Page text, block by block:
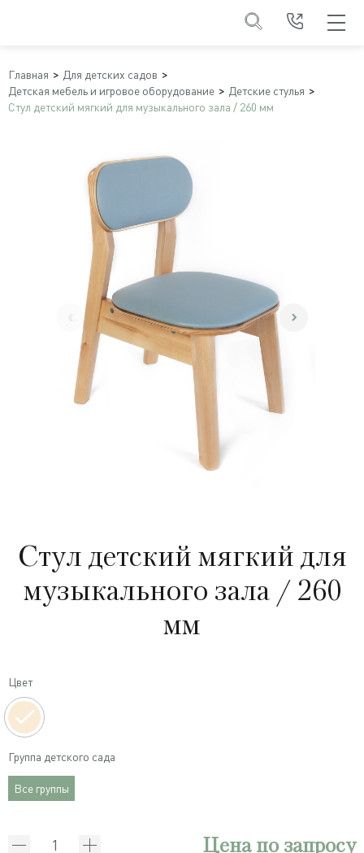
Главная
Для детских садов
Детская мебель и игровое оборудование
Детские стулья
Стул детский мягкий для музыкального зала / 260 мм
Стул детский мягкий для
музыкального зала / 260
мм
Цвет
Группа детского сада
Все группы
Цена по запросу